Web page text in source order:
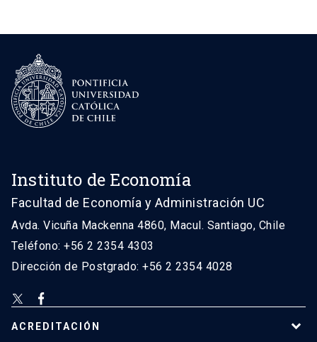
Instituto de Economía
Facultad de Economía y Administración UC
Avda. Vicuña Mackenna 4860, Macul. Santiago, Chile
Teléfono: +56 2 2354 4303
Dirección de Postgrado: +56 2 2354 4028
ACREDITACIÓN